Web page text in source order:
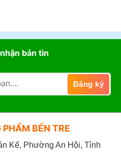
bản tin
BẾN TRE
Kế, Phường An Hội, Tỉnh